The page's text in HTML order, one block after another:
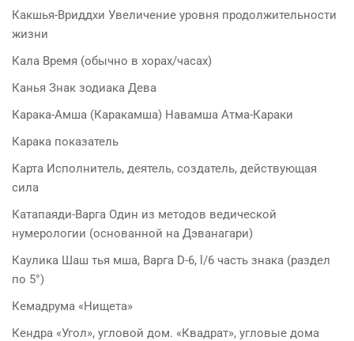
Какшья-Вриддхи Увеличение уровня продолжительности
жизни
Кала Время (обычно в хорах/часах)
Канья Знак зодиака Дева
Карака-Амша (Каракамша) Навамша Атма-Караки
Карака показатель
Карта Исполнитель, деятель, создатель, действующая
сила
Катапаяди-Варга Один из методов ведической
нумерологии (основанной на Дэванагари)
Каулика Шаш тья мша, Варга D-6, l/6 часть знака (раздел
по 5°)
Кемадрума «Нищета»
Кендра «Угол», угловой дом. «Квадрат», угловые дома